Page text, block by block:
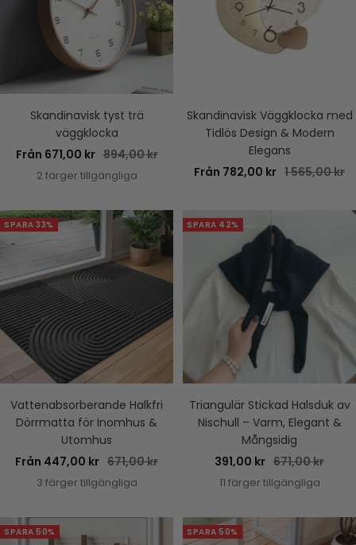
Skandinavisk tyst trä
väggklocka
Rea-
Från 671,00 kr Pris
894,00 kr
2 färger tillgängliga
Skandinavisk Väggklocka med
Tidlös Design & Modern
Elegans
Rea-
Från 782,00 kr Pris
1 565,00 kr
SPARA 33%
Vattenabsorberande Halkfri
Dörrmatta för Inomhus &
Utomhus
Rea-
Från 447,00 kr Pris
671,00 kr
3 färger tillgängliga
SPARA 42%
Triangulär Stickad Halsduk av
Nischull – Varm, Elegant &
Mångsidig
Rea-
pris
391,00 kr Pris
671,00 kr
11 färger tillgängliga
SPARA 50% SPARA 50%